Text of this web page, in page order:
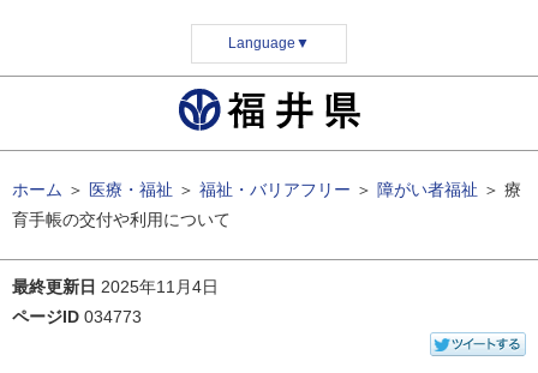
Language ▼
ホーム ＞ 医療・福祉 ＞ 福祉・バリアフリー ＞ 障がい者福祉 ＞ 療
育手帳の交付や利用について
最終更新日 2025年11月4日
ページID 034773